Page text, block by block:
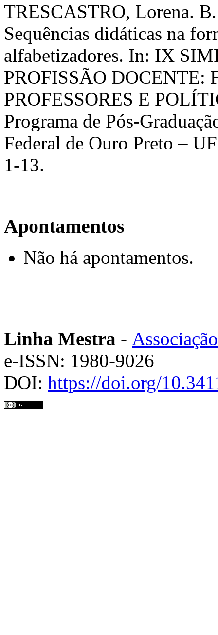
TRESCASTRO, Lorena.
Sequências didáticas na
alfabetizadores. In: IX
PROFISSÃO DOCENTE:
PROFESSORES E
Programa de Pós-
Federal de Ouro Preto –
1-13.
Apontamentos
Não há apontamentos.
Linha Mestra -
e-ISSN: 1980-9026
DOI: https://doi.org/